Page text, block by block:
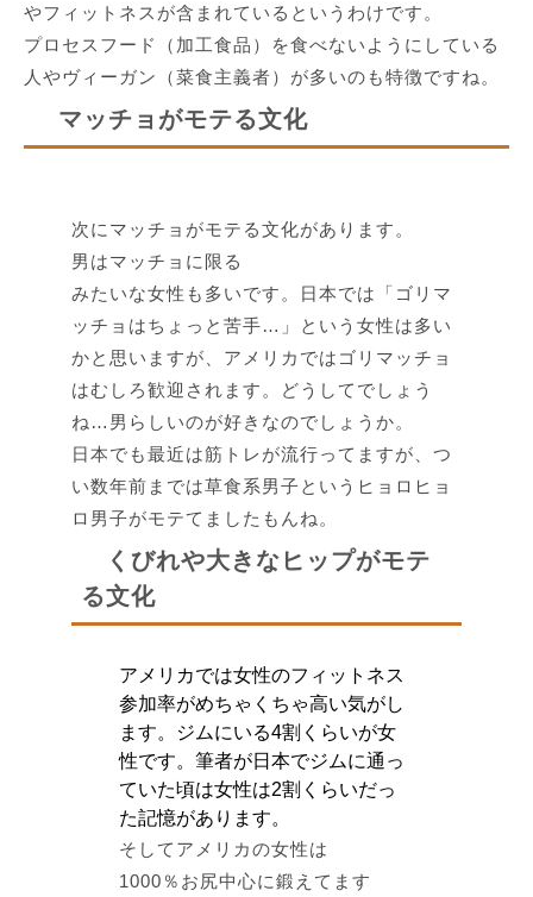
やフィットネスが含まれている というわけです。
プロセスフード（加工食品）を食べないようにしている
人やヴィーガン（菜食主義者）が多いのも特徴ですね。
マッチョがモテる文化
次にマッチョがモテる文化があります。
男はマッチョに限る
みたいな女性も多いです。日本では「ゴリマ
ッチョはちょっと苦手…」という女性は多い
かと思いますが、 アメリカではゴリマッチョ
はむしろ歓迎されます。
どうしてでしょう
ね…男らしいのが好きなのでしょうか。
日本でも最近は筋トレが流行ってますが、つ
い数年前までは草食系男子というヒョロヒョ
ロ男子がモテてましたもんね。
くびれや大きなヒップがモテ
る文化
アメリカでは女性のフィットネス
参加率がめちゃくちゃ高い気がし
ます。
ジムにいる4割 くらいが女
性です。筆者が日本でジムに通っ
ていた頃は女性は2割くらいだっ
た記憶があります。
そしてアメリカの女性は
1000％お尻中心に鍛えてます